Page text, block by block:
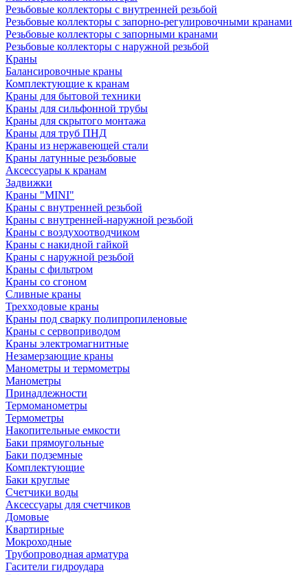
Резьбовые коллекторы с внутренней резьбой
Резьбовые коллекторы с запорно-регулировочными кранами
Резьбовые коллекторы с запорными кранами
Резьбовые коллекторы с наружной резьбой
Краны
Балансировочные краны
Комплектующие к кранам
Краны для бытовой техники
Краны для сильфонной трубы
Краны для скрытого монтажа
Краны для труб ПНД
Краны из нержавеющей стали
Краны латунные резьбовые
Аксессуары к кранам
Задвижки
Краны "MINI"
Краны с внутренней резьбой
Краны с внутренней-наружной резьбой
Краны с воздухоотводчиком
Краны с накидной гайкой
Краны с наружной резьбой
Краны с фильтром
Краны со сгоном
Сливные краны
Трехходовые краны
Краны под сварку полипропиленовые
Краны с сервоприводом
Краны электромагнитные
Незамерзающие краны
Манометры и термометры
Манометры
Принадлежности
Термоманометры
Термометры
Накопительные емкости
Баки прямоугольные
Баки подземные
Комплектующие
Баки круглые
Счетчики воды
Аксессуары для счетчиков
Домовые
Квартирные
Мокроходные
Трубопроводная арматура
Гасители гидроудара